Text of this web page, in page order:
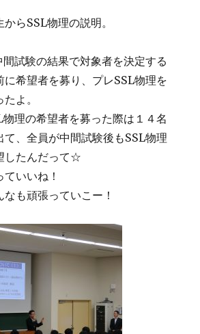
らSSL物理の説明。
試験の結果で対象者を決定する
に希望者を募り、プレSSL物理を
よ。
理の希望者を募った際は１４名
て、全員が中間試験後もSSL物理
したんだって☆
いいね！
も頑張っていこー！